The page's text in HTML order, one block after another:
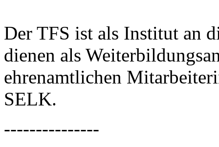
Der TFS ist als Institut an
dienen als
ehrenamtlichen
SELK.
---------------